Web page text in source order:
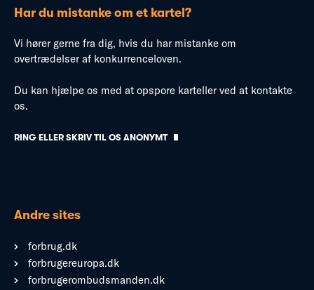
Har du mistanke om et kartel?
Vi hører gerne fra dig, hvis du har mistanke om
overtrædelser af konkurrenceloven.
Du kan hjælpe os med at opspore karteller ved at kontakte
os.
RING ELLER SKRIV TIL OS ANONYMT
Andre sites
forbrug.dk
forbrugereuropa.dk
forbrugerombudsmanden.dk